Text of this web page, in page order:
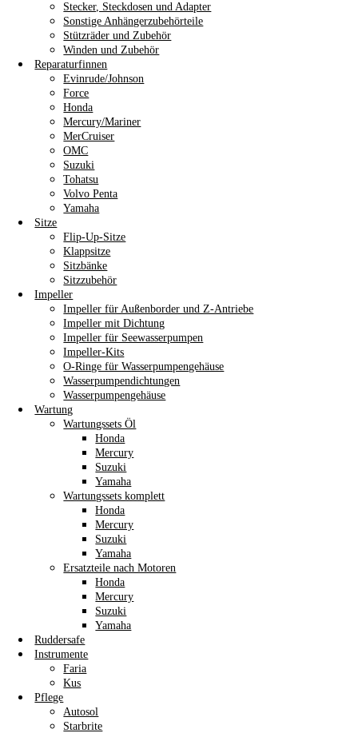
Stecker, Steckdosen und Adapter
Sonstige Anhängerzubehörteile
Stützräder und Zubehör
Winden und Zubehör
Reparaturfinnen
Evinrude/Johnson
Force
Honda
Mercury/Mariner
MerCruiser
OMC
Suzuki
Tohatsu
Volvo Penta
Yamaha
Sitze
Flip-Up-Sitze
Klappsitze
Sitzbänke
Sitzzubehör
Impeller
Impeller für Außenborder und Z-Antriebe
Impeller mit Dichtung
Impeller für Seewasserpumpen
Impeller-Kits
O-Ringe für Wasserpumpengehäuse
Wasserpumpendichtungen
Wasserpumpengehäuse
Wartung
Wartungssets Öl
Honda
Mercury
Suzuki
Yamaha
Wartungssets komplett
Honda
Mercury
Suzuki
Yamaha
Ersatzteile nach Motoren
Honda
Mercury
Suzuki
Yamaha
Ruddersafe
Instrumente
Faria
Kus
Pflege
Autosol
Starbrite